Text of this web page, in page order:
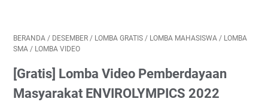
BERANDA / DESEMBER / LOMBA GRATIS / LOMBA MAHASISWA / LOMBA
SMA / LOMBA VIDEO
[Gratis] Lomba Video Pemberdayaan
Masyarakat ENVIROLYMPICS 2022